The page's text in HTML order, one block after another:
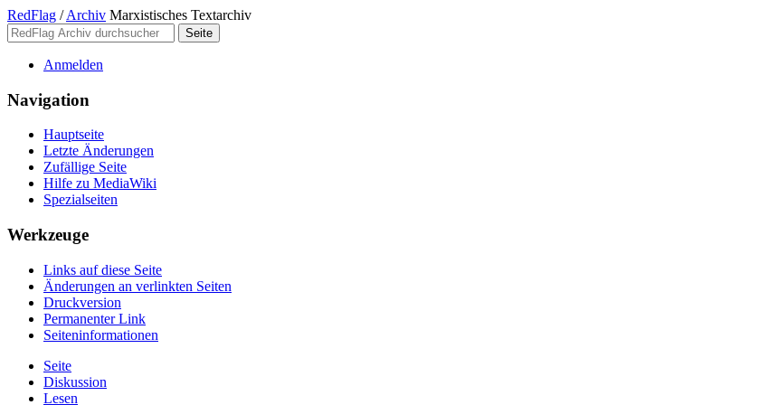
RedFlag / Archiv Marxistisches Textarchiv
Anmelden
Navigation
Hauptseite
Letzte Änderungen
Zufällige Seite
Hilfe zu MediaWiki
Spezialseiten
Werkzeuge
Links auf diese Seite
Änderungen an verlinkten Seiten
Druckversion
Permanenter Link
Seiten­­informationen
Seite
Diskussion
Lesen